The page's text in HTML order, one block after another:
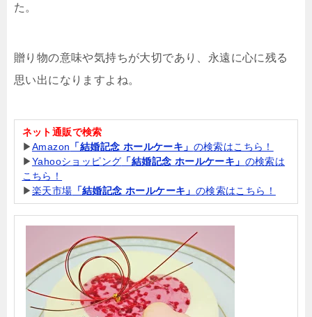
た。
贈り物の意味や気持ちが大切であり、永遠に心に残る
思い出になりますよね。
ネット通販で検索
▶Amazon 「結婚記念 ホールケーキ」 の検索はこちら！
▶Yahooショッピング 「結婚記念 ホールケーキ」 の検索は
こちら！
▶楽天市場 「結婚記念 ホールケーキ」 の検索はこちら！